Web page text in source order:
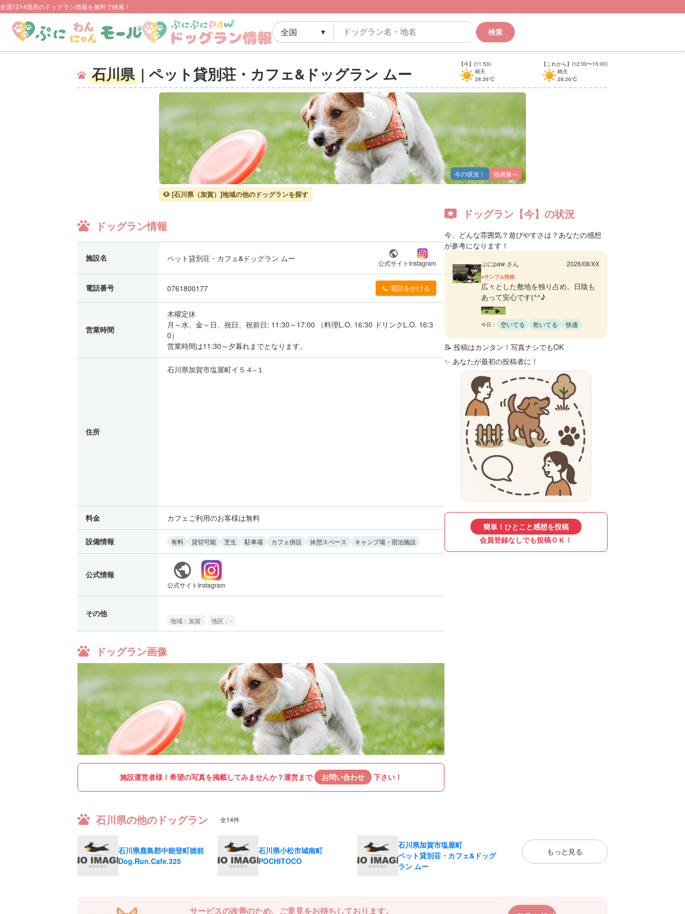
全国1214箇所のドッグラン情報を無料で検索！
検索
石川県 | ペット貸別荘・カフェ&ドッグラン ムー
【今】(11:53)
晴天
28.26℃
【これから】(12:00〜15:00)
晴天
28.26℃
今の状況！ 他画像へ
🐶 [石川県（加賀）]地域の他のドッグランを探す
ドッグラン情報
施設名 ペット貸別荘・カフェ&ドッグラン ムー 公式サイト Instagram
電話番号 0761800177 📞 電話をかける
営業時間
木曜定休
月～水、金～日、祝日、祝前日: 11:30～17:00 （料理L.O. 16:30 ドリンクL.O. 16:3
0）
営業時間は11:30～夕暮れまでとなります。
住所
石川県加賀市塩屋町イ５４−１
料金 カフェご利用のお客様は無料
設備情報 有料 貸切可能 芝生 駐車場 カフェ併設 休憩スペース キャンプ場・宿泊施設
公式情報
公式サイト Instagram
その他
地域：加賀 地区：-
ドッグラン画像
施設運営者様！ 希望の写真を掲載してみませんか？運営まで お問い合わせ 下さい！
ドッグラン【今】の状況
今、どんな雰囲気？遊びやすさは？あなたの感想
が参考になります！
ぷにpaw さん 2026/08/XX
※サンプル投稿
広々とした敷地を独り占め。日陰も
あって安心です(^^♪
今日： 空いてる 乾いてる 快適
📝 投稿はカンタン！写真ナシでもOK
✨ あなたが最初の投稿者に！
簡単！ひとこと感想を投稿
会員登録なしでも投稿ＯＫ！
石川県の他のドッグラン 全14件
石川県鹿島郡中能登町徳前
Dog.Run.Cafe.325
石川県小松市城南町
POCHITOCO
石川県加賀市塩屋町
ペット貸別荘・カフェ&ドッグ
ラン ムー
もっと見る
サービスの改善のため、ご意見をお待ちしております。